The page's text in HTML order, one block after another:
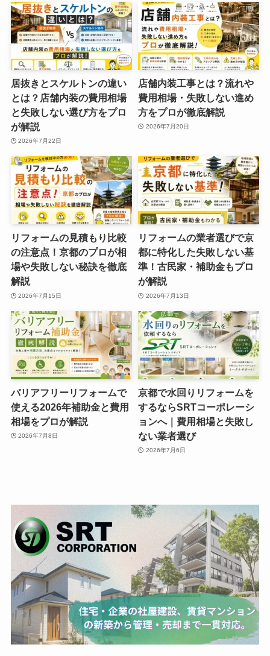
居抜きとスケルトンの違い
とは？店舗内装の費用相場
と失敗しない選び方をプロ
が解説
2026年7月22日
店舗内装工事とは？流れや
費用相場・失敗しない進め
方をプロが徹底解説
2026年7月20日
リフォームの見積もり比較
の注意点！京都のプロが相
場や失敗しない秘訣を徹底
解説
2026年7月15日
リフォームの業者選びで京
都に特化した失敗しない基
準！古民家・補助金もプロ
が解説
2026年7月13日
バリアフリーリフォームで
使える2026年補助金と費用
相場をプロが解説
2026年7月8日
京都で水回りリフォームを
するならSRTコーポレーシ
ョンへ｜費用相場と失敗し
ない業者選び
2026年7月6日